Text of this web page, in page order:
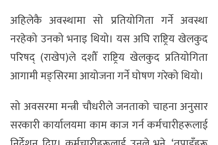
अहिलेकै अवस्थामा सो प्रतियोगिता गर्ने अवस्था
नरहेको उनको भनाइ थियो। यस अघि राष्ट्रिय खेलकुद
परिषद् (राखेप)ले दशौँ राष्ट्रिय खेलकुद प्रतियोगिता
आगामी मङ्सिरमा आयोजना गर्ने घोषण गरेको थियो।
सो अवसरमा मन्त्री चौधरीले जनताको चाहना अनुसार
सरकारी कार्यालयमा काम काज गर्न कर्मचारीहरूलाई